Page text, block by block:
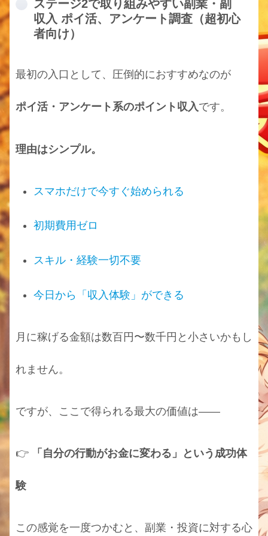
ステージ2で取り組みやすい副業・副
収入 ポイ活、アンケート調査（超初心
者向け）
最初の入口として、圧倒的におすすめなのが
ポイ活・アンケート系のポイント収入です。
理由はシンプル。
スマホだけで今すぐ始められる
初期費用ゼロ
スキル・経験一切不要
今日から「収入体験」ができる
月に稼げる金額は数百円〜数千円と小さいかもし
れません。
ですが、ここで得られる最大の価値は――
👉 「自分の行動がお金に変わる」という成功体
験
この感覚を一度つかむと、副業・投資に対する心